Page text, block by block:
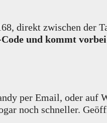
direkt zwischen der
und kommt
per Email, oder auf
noch schneller.